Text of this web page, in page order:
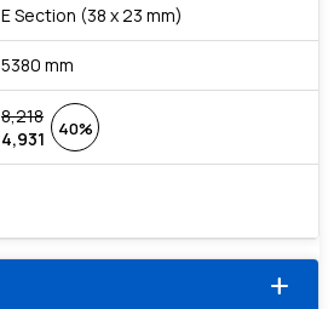
E Section (38 x 23 mm)
5380 mm
8,218
4,931
40%
add